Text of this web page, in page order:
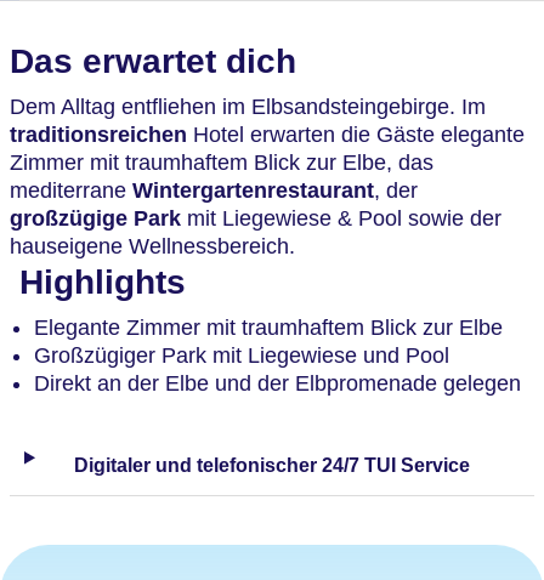
Das erwartet dich
Dem Alltag entfliehen im Elbsandsteingebirge. Im
traditionsreichen Hotel erwarten die Gäste elegante
Zimmer mit traumhaftem Blick zur Elbe, das
mediterrane Wintergartenrestaurant, der
großzügige Park mit Liegewiese & Pool sowie der
hauseigene Wellnessbereich.
Highlights
Elegante Zimmer mit traumhaftem Blick zur Elbe
Großzügiger Park mit Liegewiese und Pool
Direkt an der Elbe und der Elbpromenade gelegen
Digitaler und telefonischer 24/7 TUI Service